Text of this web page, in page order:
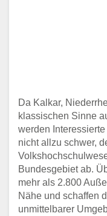
Da Kalkar,
klassischen Sinne
werden
nicht allzu schwer,
Bundesgebiet ab.
mehr als 2.800
Nähe und schaffen
unmittelbarer